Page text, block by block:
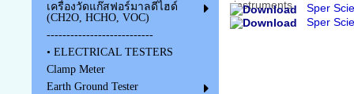
เครื่องวัดแก๊สฟอร์มาลดีไฮด์
(CH2O, HCHO, VOC)
---------------------------
• ELECTRICAL TESTERS
Clamp Meter
Earth Ground Tester
Sper
Sper